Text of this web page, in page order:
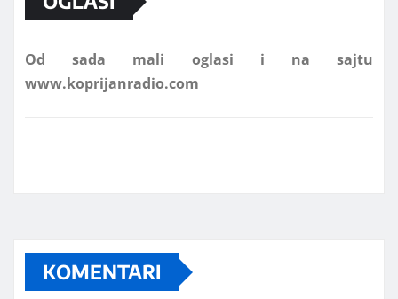
Od sada mali oglasi i na sajtu
KOMENTARI